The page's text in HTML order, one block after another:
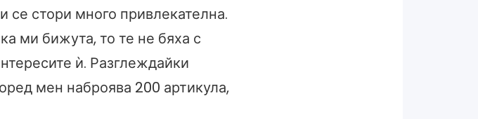
стори много привлекателна.
ми бижута, то те не бяха с
ѝ. Разглеждайки
мен наброява 200 артикула,